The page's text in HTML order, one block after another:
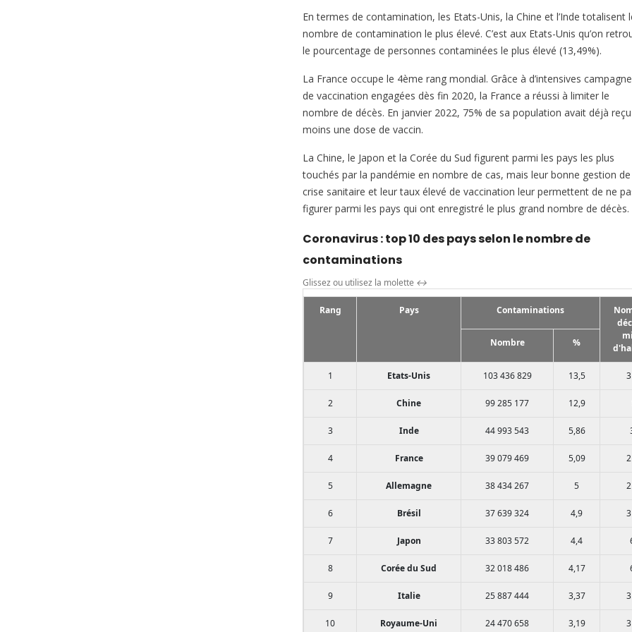
En termes de contamination, les Etats-Unis, la Chine et l’Inde totalisent
nombre de contamination le plus élevé. C’est aux Etats-Unis qu’on
le pourcentage de personnes contaminées le plus élevé (13,49%).
La France occupe le 4ème rang mondial. Grâce à d’intensives
de vaccination engagées dès fin 2020, la France a réussi à limiter le
nombre de décès. En janvier 2022, 75% de sa population avait déjà
moins une dose de vaccin.
La Chine, le Japon et la Corée du Sud figurent parmi les pays les plus
touchés par la pandémie en nombre de cas, mais leur bonne gestion de
crise sanitaire et leur taux élevé de vaccination leur permettent de ne
figurer parmi les pays qui ont enregistré le plus grand nombre de décès.
Coronavirus : top 10 des pays selon le nombre de
contaminations
Glissez ou utilisez la molette ↔
Rang Pays Contaminations
Nombre %
1 Etats-Unis 103 436 829 13,5
2 Chine 99 285 177 12,9
3 Inde 44 993 543 5,86
4 France 39 079 469 5,09
5 Allemagne 38 434 267 5
6 Brésil 37 639 324 4,9
7 Japon 33 803 572 4,4
8 Corée du Sud 32 018 486 4,17
9 Italie 25 887 444 3,37
10 Royaume-Uni 24 470 658 3,19